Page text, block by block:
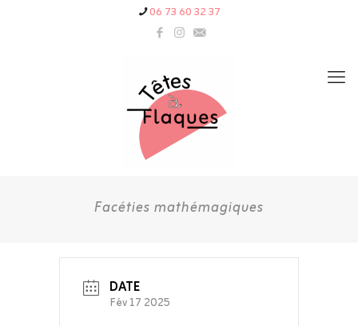
06 73 60 32 37
Facéties mathémagiques
DATE
Fév 17 2025